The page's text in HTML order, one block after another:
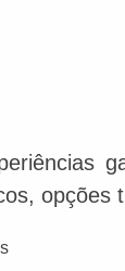
opções